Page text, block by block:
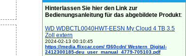
Hinterlassen Sie hier den Link zur
Bedienungsanleitung für das abgebildete Produkt:
WD WDBCTL0040HWT-EESN My Cloud 4 TB 3.5
Zoll extern
2024-02-13 00:10:45
https://media.flixcar.com/ f360cdn/ Western_Digital-
2412300185-deu_user_manual_4779-705103.pdf